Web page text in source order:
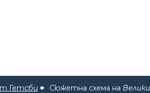
Гетсби Сюжетна схема на